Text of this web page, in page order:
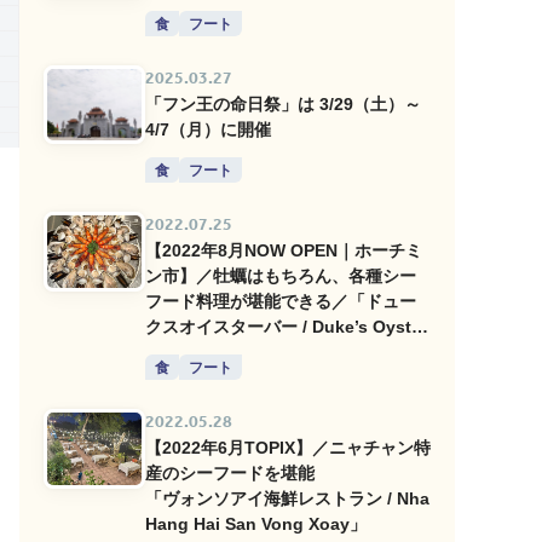
食 フート
2025.03.27
「フン王の命日祭」は 3/29（土）～
4/7（月）に開催
食 フート
2022.07.25
【2022年8月NOW OPEN｜ホーチミ
ン市】／牡蠣はもちろん、各種シー
フード料理が堪能できる／「ドュー
クスオイスターバー / Duke’s Oyster
食 フート
2022.05.28
【2022年6月TOPIX】／ニャチャン特
産のシーフードを堪能
「ヴォンソアイ海鮮レストラン / Nha
Hang Hai San Vong Xoay」